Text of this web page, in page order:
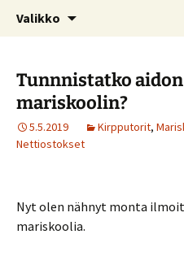
©
Kotimaiseen lasiin
Valikko
Tunnnistatko
mariskoolin?
5.5.2019 Kirpputorit,
Nettiostokset
Nyt olen nähnyt monta
mariskoolia.